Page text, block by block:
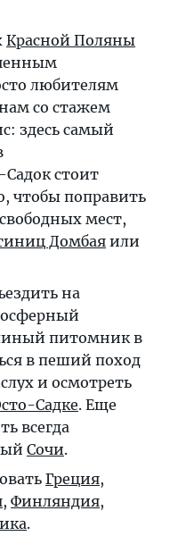
Красной Поляны
любителям
со стажем
здесь самый
стоит
чтобы поправить
мест,
Домбаяили
на
питомник в
в пеший поход
и осмотреть
Садке. Еще
всегда
Сочи.
Греция,
, Финляндия,
.